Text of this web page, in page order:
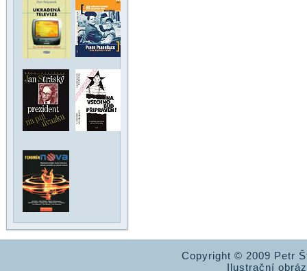
Copyright © 2009 Petr
Ilustrační